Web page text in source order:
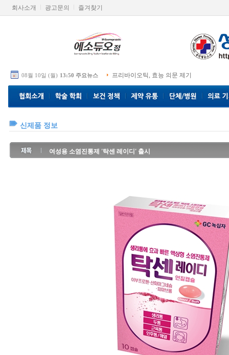
회사소개 광고문의 즐겨찾기
08월 10일 (월) 13:50 주요뉴스 프리바이오틱, 효능 의문 제기
신제품 정보
여성용 소염진통제 '탁센 레이디' 출시